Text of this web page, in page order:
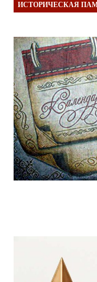
ИСТОРИЧЕСКАЯ